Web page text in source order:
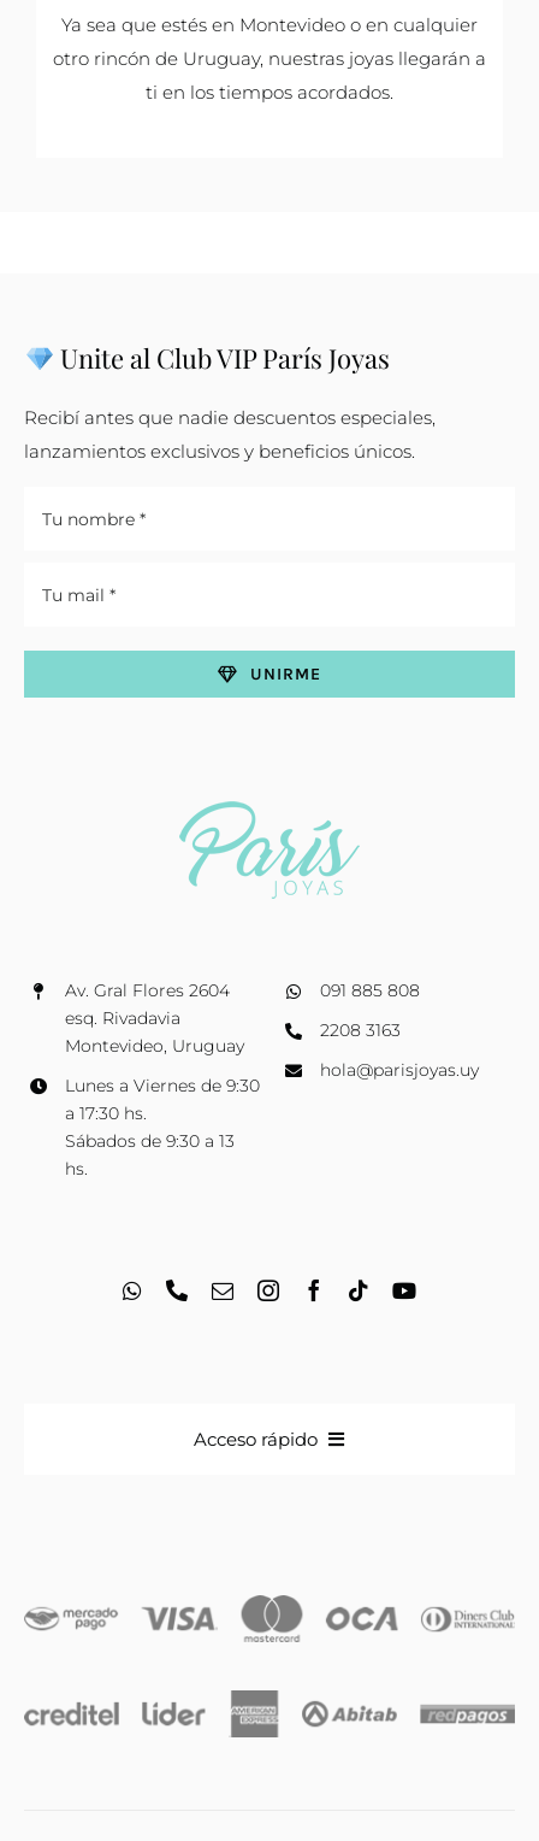
Ya sea que estés en Montevideo o en cualquier
otro rincón de Uruguay, nuestras joyas llegarán a
ti en los tiempos acordados.
Av. Gral Flores 2604
esq. Rivadavia
Montevideo, Uruguay
Lunes a Viernes de 9:30
a 17:30 hs.
Sábados de 9:30 a 13
hs.
091 885 808
2208 3163
hola@parisjoyas.uy
Unite al Club VIP París Joyas
Recibí antes que nadie descuentos especiales,
lanzamientos exclusivos y beneficios únicos.
UNIRME
Acceso rápido
Iniciales